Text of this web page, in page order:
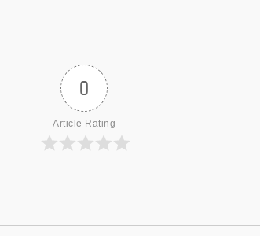
0
Article Rating